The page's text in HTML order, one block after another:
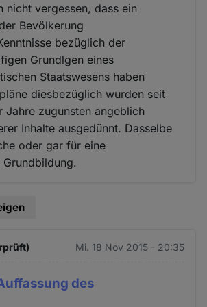
nicht vergessen, dass ein
Bevölkerung
bezüglich der
Grundlgen eines
Staatswesens haben
diesbezüglich wurden seit
Jahre zugunsten angeblich
Inhalte ausgedünnt. Dasselbe
oder gar für eine
Mi. 18 Nov 2015 - 20:35
des